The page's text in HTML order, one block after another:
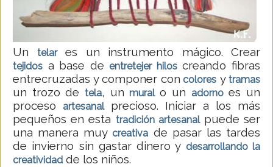
Un telares un instrumento mágico. Crear
tejidos a base de entretejer hiloscreando fibras
entrecruzadas y componer con colores y tramas
un trozo detela, un mural o un adornoes un
proceso
artesanal
precioso. Iniciar a los más
pequeños en esta tradición artesanalpuede ser
una manera muy creativa de pasar las tardes
de invierno sin gastar dinero y desarrollando la
creatividad de los niños.